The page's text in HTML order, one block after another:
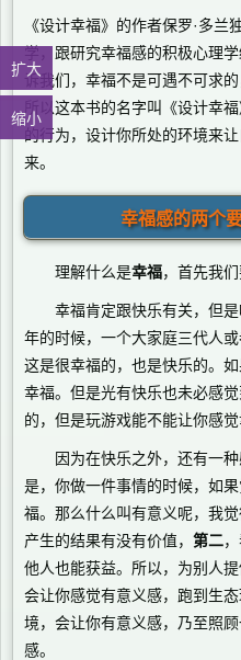
扩大
缩小
《设计幸福》的作者保罗·多
学，跟研究幸福感的积极心理
诉我们，幸福不是可遇不可求
所以这本书的名字叫《设计幸
的行为，设计你所处的环境来
来。
幸福感的两个
理解什么是幸福，首先我
幸福肯定跟快乐有关，但是
年的时候，一个大家庭三代人
这是很幸福的，也是快乐的。
幸福。但是光有快乐也未必感
的，但是玩游戏能不能让你感觉
因为在快乐之外，还有一种
是，你做一件事情的时候，如
福。那么什么叫有意义呢，我觉
产生的结果有没有价值， 第二
他人也能获益。所以，为别人
会让你感觉有意义感，跑到生
境，会让你有意义感，乃至照
感。